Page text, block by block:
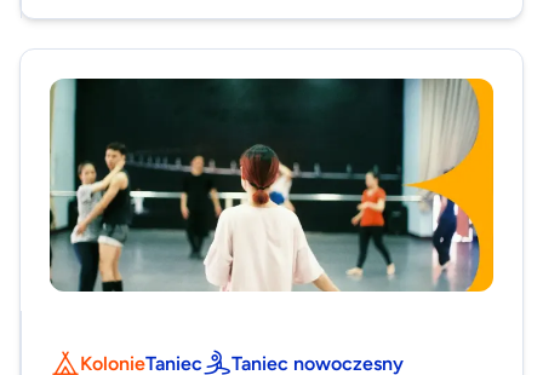
KolonieTaniec Taniec nowoczesny